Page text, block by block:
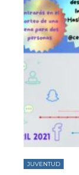
JUVENTUD